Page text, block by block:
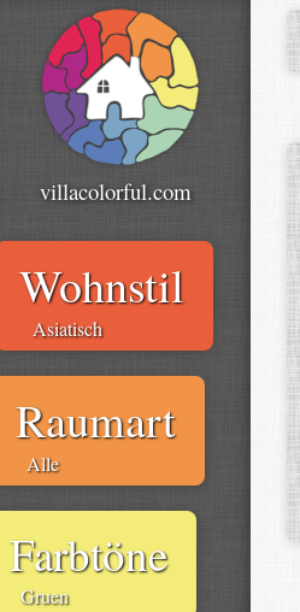
villacolorful.com
Wohnstil
Asiatisch
Raumart
Alle
Farbtöne
Gruen